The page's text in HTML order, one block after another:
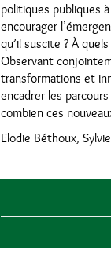
politiques publiques
encourager
qu’il suscite ? À
Observant
transformations et
encadrer les
combien ces
Elodie Béthoux,